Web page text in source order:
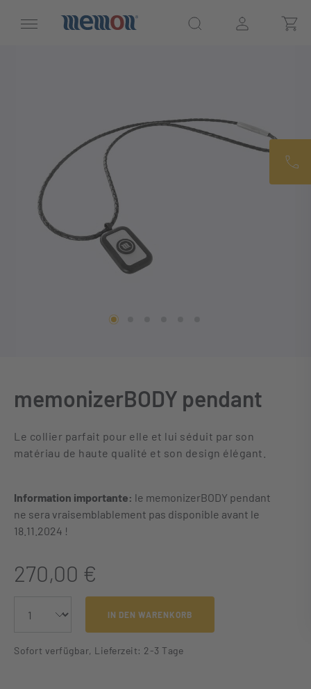
memonizerBODY pendant
Le collier parfait pour elle et lui séduit par son
matériau de haute qualité et son design élégant.
Information importante: le memonizerBODY pendant
ne sera vraisemblablement pas disponible avant le
18.11.2024 !
270,00 €
IN DEN WARENKORB
Sofort verfügbar, Lieferzeit: 2-3 Tage